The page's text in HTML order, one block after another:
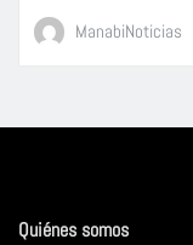
ManabiNoticias
Quiénes somos